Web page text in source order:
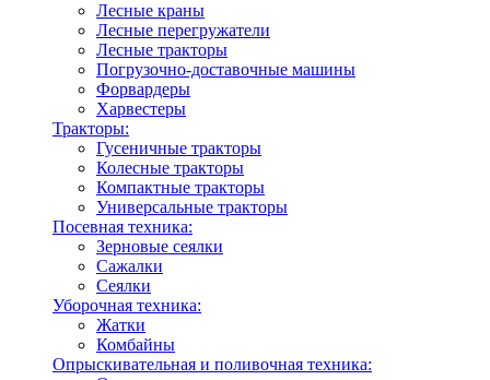
Лесные краны
Лесные перегружатели
Лесные тракторы
Погрузочно-доставочные машины
Форвардеры
Харвестеры
Тракторы:
Гусеничные тракторы
Колесные тракторы
Компактные тракторы
Универсальные тракторы
Посевная техника:
Зерновые сеялки
Сажалки
Сеялки
Уборочная техника:
Жатки
Комбайны
Опрыскивательная и поливочная техника: